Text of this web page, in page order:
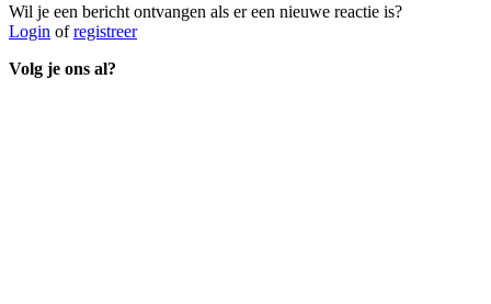
Wil je een bericht ontvangen als er een nieuwe reactie is?
Login ofregistreer
Volg je ons al?